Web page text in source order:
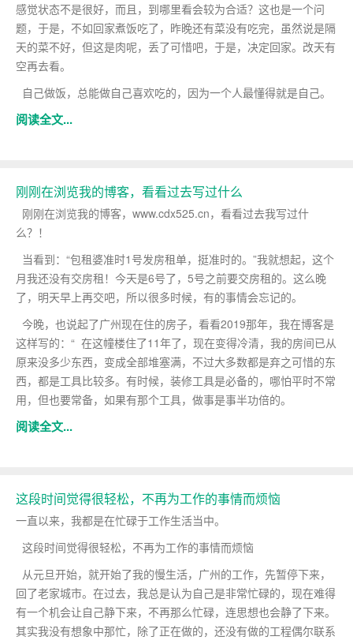
感觉状态不是很好，而且，到哪里看会较为合适？这也是一个问
题，于是，不如回家煮饭吃了，昨晚还有菜没有吃完，虽然说是隔
天的菜不好，但这是肉呢，丢了可惜吧，于是，决定回家。改天有
空再去看。
自己做饭，总能做自己喜欢吃的，因为一个人最懂得就是自己。
阅读全文...
刚刚在浏览我的博客，看看过去写过什么
刚刚在浏览我的博客，www.cdx525.cn，看看过去我写过什
么？ ！
当看到：“包租婆准时1号发房租单，挺准时的。”我就想起，这个
月我还没有交房租！今天是6号了，5号之前要交房租的。这么晚
了，明天早上再交吧，所以很多时候，有的事情会忘记的。
今晚，也说起了广州现在住的房子，看看2019那年，我在博客是
这样写的：“ 在这幢楼住了11年了，现在变得冷清，我的房间已从
原来没多少东西，变成全部堆塞满，不过大多数都是弃之可惜的东
西，都是工具比较多。有时候，装修工具是必备的，哪怕平时不常
用，但也要常备，如果有那个工具，做事是事半功倍的。
阅读全文...
这段时间觉得很轻松，不再为工作的事情而烦恼
一直以来，我都是在忙碌于工作生活当中。
这段时间觉得很轻松，不再为工作的事情而烦恼
从元旦开始，就开始了我的慢生活，广州的工作，先暂停下来，
回了老家城市。在过去，我总是认为自己是非常忙碌的，现在难得
有一个机会让自己静下来，不再那么忙碌，连思想也会静了下来。
其实我没有想象中那忙，除了正在做的，还没有做的工程偶尔联系